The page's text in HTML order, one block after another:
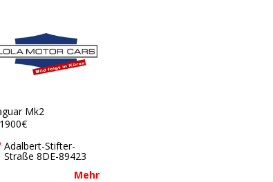
Mk2
Adalbert-Stifter-
Straße 8DE-89423
Mehr